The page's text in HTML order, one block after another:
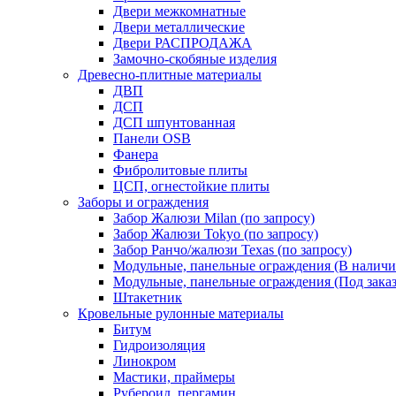
Двери межкомнатные
Двери металлические
Двери РАСПРОДАЖА
Замочно-скобяные изделия
Древесно-плитные материалы
ДВП
ДСП
ДСП шпунтованная
Панели OSB
Фанера
Фибролитовые плиты
ЦСП, огнестойкие плиты
Заборы и ограждения
Забор Жалюзи Milan (по запросу)
Забор Жалюзи Tokyo (по запросу)
Забор Ранчо/жалюзи Texas (по запросу)
Модульные, панельные ограждения (В
Модульные, панельные ограждения (Под
Штакетник
Кровельные рулонные материалы
Битум
Гидроизоляция
Линокром
Мастики, праймеры
Рубероид, пергамин